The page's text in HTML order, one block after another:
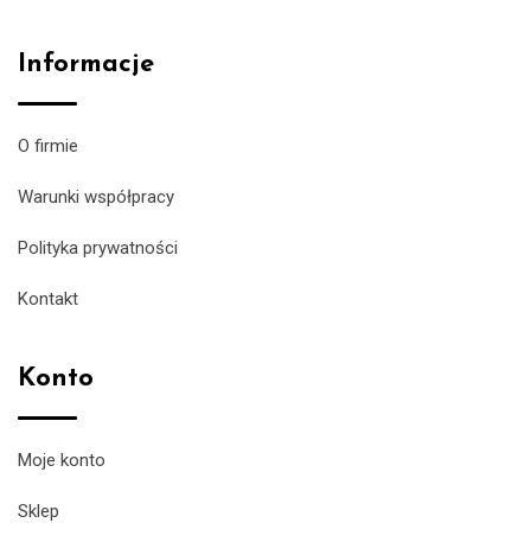
Informacje
O firmie
Warunki współpracy
Polityka prywatności
Kontakt
Konto
Moje konto
Sklep